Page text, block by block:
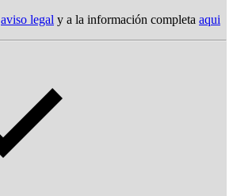
aviso legal y a la información completa aqui